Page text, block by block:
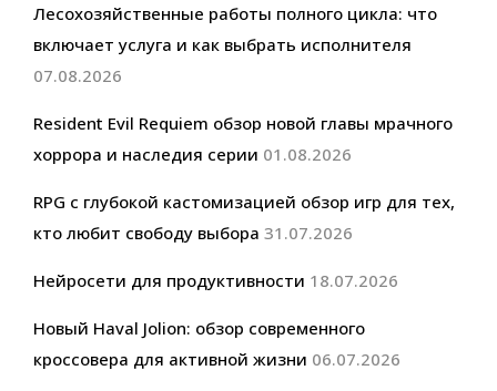
Лесохозяйственные работы полного цикла: что
включает услуга и как выбрать исполнителя
07.08.2026
Resident Evil Requiem обзор новой главы мрачного
хоррора и наследия серии 01.08.2026
RPG с глубокой кастомизацией обзор игр для тех,
кто любит свободу выбора 31.07.2026
Нейросети для продуктивности 18.07.2026
Новый Haval Jolion: обзор современного
кроссовера для активной жизни 06.07.2026